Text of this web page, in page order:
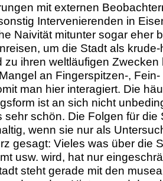
mit externen
Intervenierenden in
Naivität mitunter sogar eher
um die Stadt als
zu ihren weltläufigen
an Fingerspitzen-,
man hier interagiert. Die
ist an sich nicht
sehr schön. Die Folgen für die
wenn sie nur als
gesagt: Vieles was über die
usw. wird, hat nur
steht gerade mit den